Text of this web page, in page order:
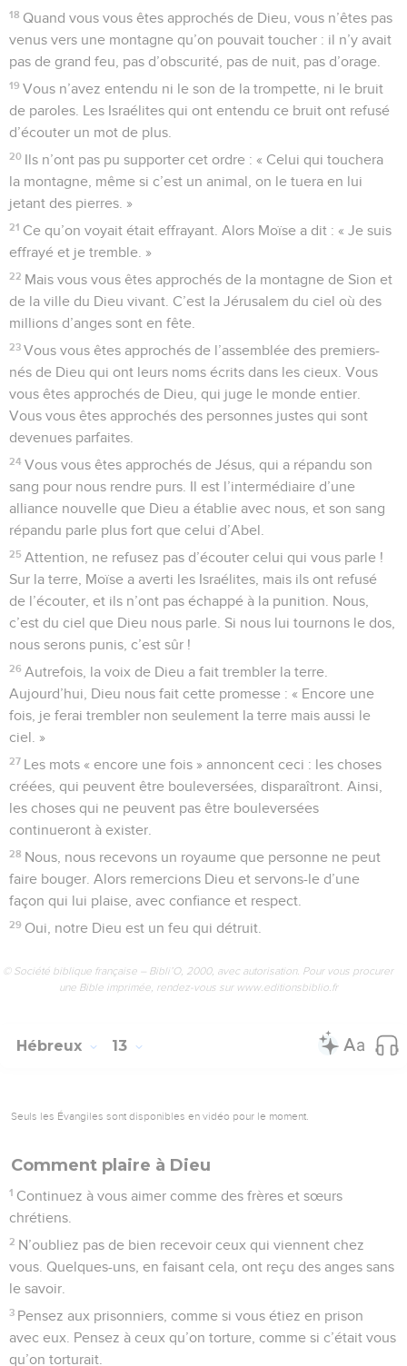
18 Quand vous vous êtes approchés de Dieu, vous n’êtes pas
venus vers une montagne qu’on pouvait toucher : il n’y avait
pas de grand feu, pas d’obscurité, pas de nuit, pas d’orage.
19 Vous n’avez entendu ni le son de la trompette, ni le bruit
de paroles. Les Israélites qui ont entendu ce bruit ont refusé
d’écouter un mot de plus.
20 Ils n’ont pas pu supporter cet ordre : « Celui qui touchera
la montagne, même si c’est un animal, on le tuera en lui
jetant des pierres. »
21 Ce qu’on voyait était effrayant. Alors Moïse a dit : « Je suis
effrayé et je tremble. »
22 Mais vous vous êtes approchés de la montagne de Sion et
de la ville du Dieu vivant. C’est la Jérusalem du ciel où des
millions d’anges sont en fête.
23 Vous vous êtes approchés de l’assemblée des premiers-
nés de Dieu qui ont leurs noms écrits dans les cieux. Vous
vous êtes approchés de Dieu, qui juge le monde entier.
Vous vous êtes approchés des personnes justes qui sont
devenues parfaites.
24 Vous vous êtes approchés de Jésus, qui a répandu son
sang pour nous rendre purs. Il est l’intermédiaire d’une
alliance nouvelle que Dieu a établie avec nous, et son sang
répandu parle plus fort que celui d’Abel.
25 Attention, ne refusez pas d’écouter celui qui vous parle !
Sur la terre, Moïse a averti les Israélites, mais ils ont refusé
de l’écouter, et ils n’ont pas échappé à la punition. Nous,
c’est du ciel que Dieu nous parle. Si nous lui tournons le dos,
nous serons punis, c’est sûr !
26 Autrefois, la voix de Dieu a fait trembler la terre.
Aujourd’hui, Dieu nous fait cette promesse : « Encore une
fois, je ferai trembler non seulement la terre mais aussi le
ciel. »
27 Les mots « encore une fois » annoncent ceci : les choses
créées, qui peuvent être bouleversées, disparaîtront. Ainsi,
les choses qui ne peuvent pas être bouleversées
continueront à exister.
28 Nous, nous recevons un royaume que personne ne peut
faire bouger. Alors remercions Dieu et servons-le d’une
façon qui lui plaise, avec confiance et respect.
29 Oui, notre Dieu est un feu qui détruit.
© Société biblique française – Bibli’O, 2000, avec autorisation. Pour vous procurer
une Bible imprimée, rendez-vous sur www.editionsbiblio.fr
Hébreux 13
Seuls les Évangiles sont disponibles en vidéo pour le moment.
Comment plaire à Dieu
1 Continuez à vous aimer comme des frères et sœurs
chrétiens.
2 N’oubliez pas de bien recevoir ceux qui viennent chez
vous. Quelques-uns, en faisant cela, ont reçu des anges sans
le savoir.
3 Pensez aux prisonniers, comme si vous étiez en prison
avec eux. Pensez à ceux qu’on torture, comme si c’était vous
qu’on torturait.